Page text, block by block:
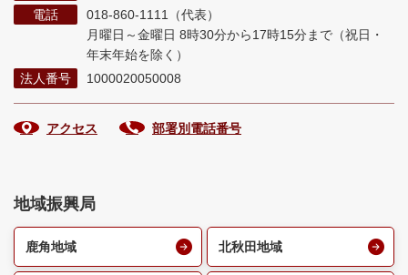
電話
018-860-1111（代表）
月曜日～金曜日 8時30分から17時15分まで （祝日・
年末年始を除く）
法人番号
1000020050008
アクセス 部署別電話番号
地域振興局
鹿角地域 北秋田地域